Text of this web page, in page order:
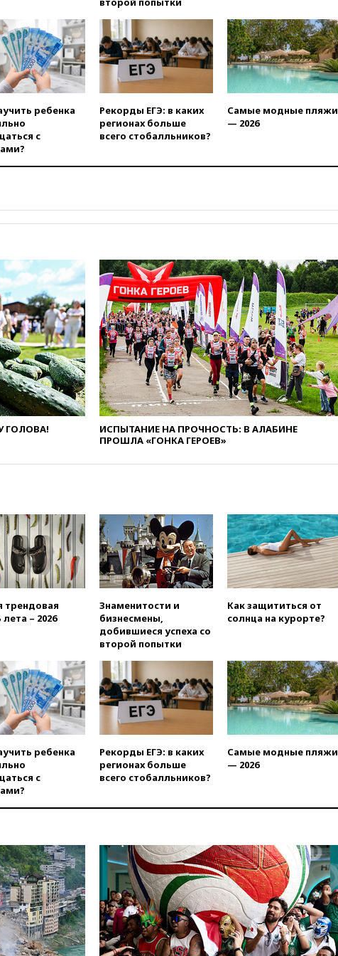
средств на ремонт
вчера, 20:00Зеленский 8
августа посетит Сербию с
официальным визитом
вчера, 19:58 В Госдуму будет
отмене ЕГЭ
вчера, 19:50
республиканцев поддержать
Вэнса на выборах 2028 года
2022 года
вчера, 19:15Жуковский и
аэропорт Геленджика
возобновили работу
вчера, 19:00Путин уточнил
порядок присвоения воинских
званий добровольцам
вчера, 18:50Euractiv: восток
Финляндии приходит в упадок
без российских туристов
вчера, 18:35В Жуковском и
аэропорту Геленджика
вчера, 18:15Четыре человека
пострадали при атаках ВСУ на
Белгородскую область
вчера, 18:00Совет мира
выбрал подрядчика для
строительства военной базы в
вчера, 17:50
Госдуму
вчера, 17:45Правительство
получит «золотую акцию» в
управлении аэропортом
Шереметьево
пострадали при ударе ВСУ по
автобусу в Запорожской
области
вчера, 17:25В аэропортах
вчера, 17:17Власти РФ
помогут пострадавшему от
атак на склады Wildberries
бизнесу
вчера, 16:55Экс-директору
Popcorn Books запросили
четыре года условно
ребенка
с
Рекорды ЕГЭ: в каких
регионах больше
всего стобалльников?
Самые модные пляжи
— 2026
ГОЛОВА!
ИСПЫТАНИЕ НА ПРОЧНОСТЬ: В АЛАБИНЕ
ПРОШЛА «ГОНКА ГЕРОЕВ»
трендовая
– 2026
Знаменитости и
бизнесмены,
добившиеся успеха со
второй попытки
Как защититься от
солнца на курорте?
ребенка
с
Рекорды ЕГЭ: в каких
регионах больше
всего стобалльников?
Самые модные пляжи
— 2026